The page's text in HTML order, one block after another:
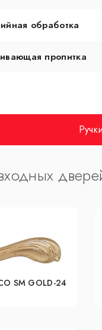
обработка
пропитка
Ручки
SM GOLD-24